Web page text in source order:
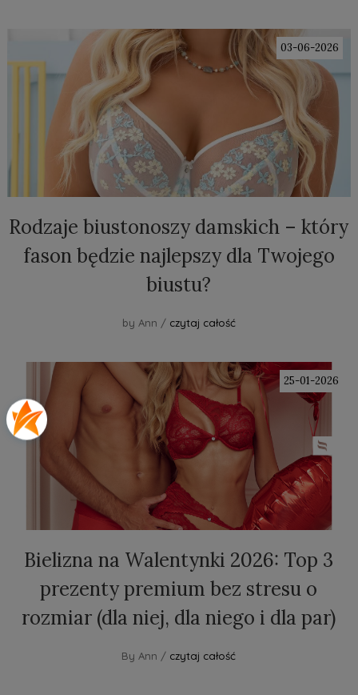
03-06-2026
Rodzaje biustonoszy damskich – który
fason będzie najlepszy dla Twojego
biustu?
by Ann / czytaj całość
25-01-2026
Bielizna na Walentynki 2026: Top 3
prezenty premium bez stresu o
rozmiar (dla niej, dla niego i dla par)
By Ann / czytaj całość